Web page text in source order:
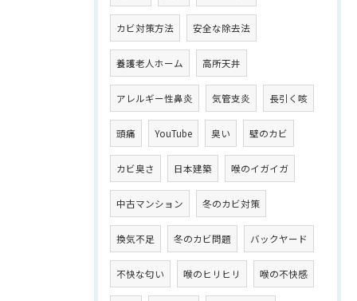
カビ対策方法 安全な除去法
養護老人ホーム 高所天井
アレルギー性鼻炎 気管支炎 長引く咳
頭痛 YouTube 臭い 壁のカビ
カビ臭さ 日本建築 喉のイガイガ
中古マンション 冬のカビ対策
換気不足 冬のカビ問題 バックヤード
不快な匂い 喉のヒリヒリ 喉の不快感